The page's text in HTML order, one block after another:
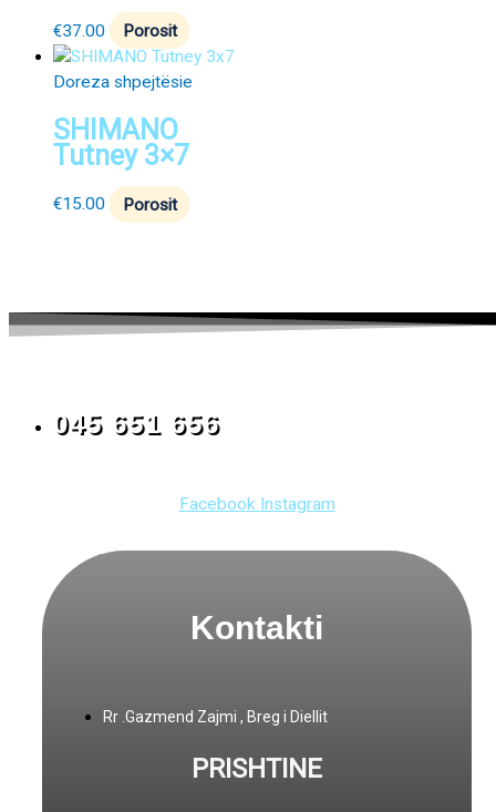
€37.00 Porosit
Doreza shpejtësie
SHIMANO
Tutney 3×7
€15.00 Porosit
045 651 656
Facebook Instagram
Kontakti
Rr .Gazmend Zajmi , Breg i Diellit
PRISHTINE